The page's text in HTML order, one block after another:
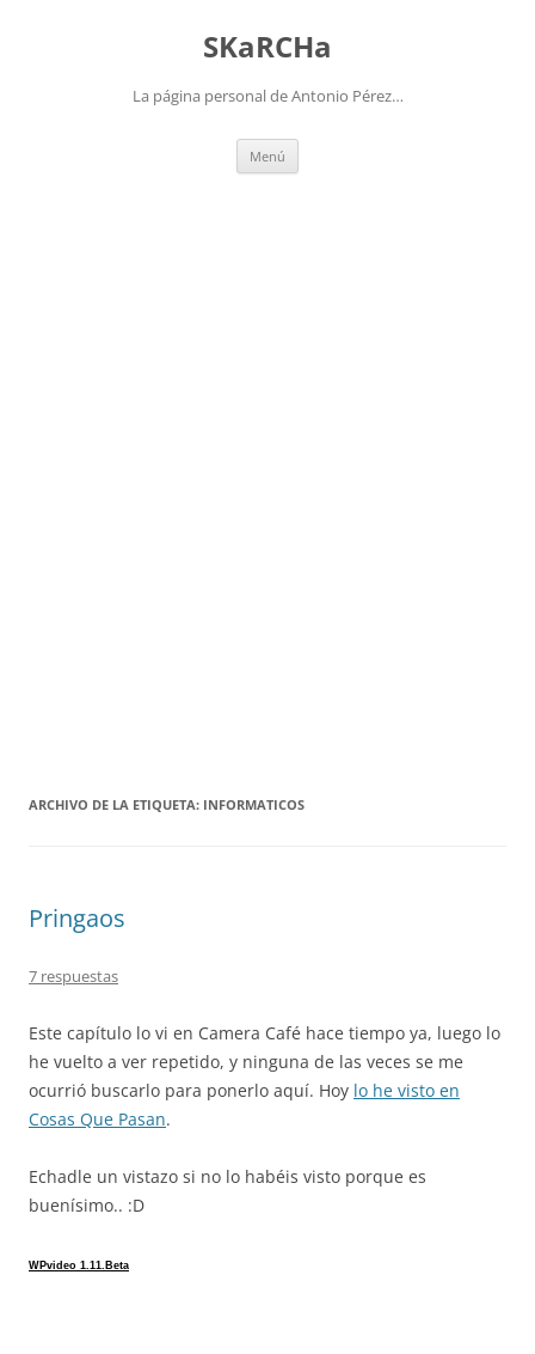
SKaRCHa
La página personal de Antonio Pérez…
Menú
ARCHIVO DE LA ETIQUETA: INFORMATICOS
Pringaos
7 respuestas
Este capítulo lo vi en Camera Café hace tiempo ya, luego lo
he vuelto a ver repetido, y ninguna de las veces se me
ocurrió buscarlo para ponerlo aquí. Hoy lo he visto en
Cosas Que Pasan.
Echadle un vistazo si no lo habéis visto porque es
buenísimo.. :D
WPvideo 1.11.Beta